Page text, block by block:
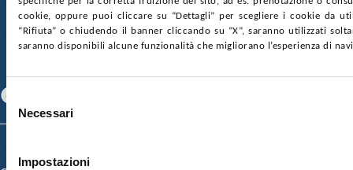
cookie, oppure puoi cliccare su “Dettagli” per scegliere i cookie da
“Rifiuta” o chiudendo il banner cliccando su “X”, saranno utilizzati
saranno disponibili alcune funzionalità che migliorano l’esperienza di
Selezione
delNecessari
Impostazioni
GARE E CONTRATTIPRIVACYCOOKIE POLICY
SOSTIENICIMAPPA DEL SITOACCESSIBILITÀ
CONTATTI
Specializzazione)